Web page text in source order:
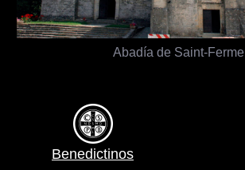
Abadía de Saint-Ferme
Benedictinos